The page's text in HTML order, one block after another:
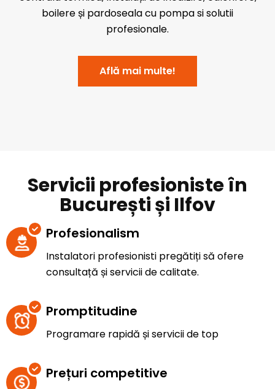
boilere și pardoseala cu pompa si solutii
profesionale.
Află mai multe!
Servicii profesioniste în
București și Ilfov
Profesionalism
Instalatori profesionisti pregătiți să ofere
consultață și servicii de calitate.
Promptitudine
Programare rapidă și servicii de top
Prețuri competitive